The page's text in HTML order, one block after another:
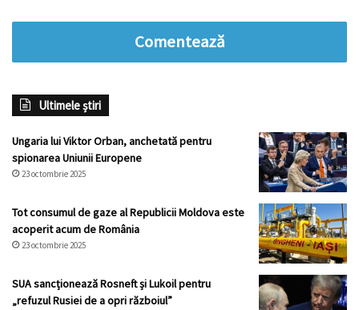
Comentează
Ultimele știri
Ungaria lui Viktor Orban, anchetată pentru
spionarea Uniunii Europene
23 octombrie 2025
Tot consumul de gaze al Republicii Moldova este
acoperit acum de România
23 octombrie 2025
SUA sancționează Rosneft și Lukoil pentru
„refuzul Rusiei de a opri războiul”